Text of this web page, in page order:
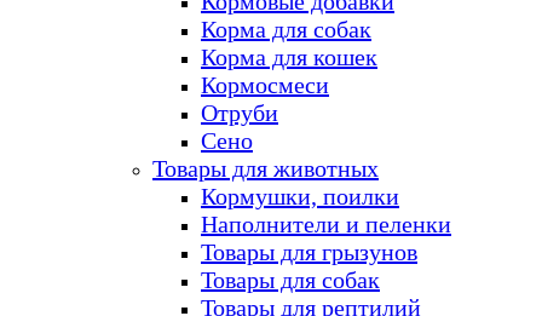
Корма для собак
Корма для кошек
Кормосмеси
Отруби
Сено
Товары для животных
Кормушки, поилки
Наполнители и пеленки
Товары для грызунов
Товары для собак
Товары для рептилий